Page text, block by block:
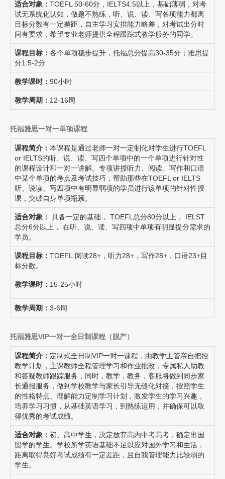
适合对象： TOEFL 50-60分，IELTS4.5以上，基础薄弱，对考
试无系统化认知，做题不熟练，听、说、读、写各项能力都离
目标分数有一定差距，自主学习安排能力略差，对考试出分时
间有要求，希望专业老师提供全程跟踪式教学服务的同学。
课程目标： 各个单项稳步提升，托福总分提高30-35分；雅思提
分1.5-2分
教学课时： 90小时
教学周期： 12-16周
托福雅思一对一单项课程
课程简介： 本课程是通过老师一对一定制化对学生进行TOEFL
or IELTS的听、说、读、写四个单项中的一个单项进行针对性
的课程设计和一对一讲解。专项讲授听力、阅读、写作和口语
中某个单项的考点及考试技巧，帮助那些在TOEFL or IELTS
听、说读、写四项中有明显弱项的学员进行该单项的针对性授
课，突破自身单项瓶颈。
适合对象： 具备一定的基础， TOEFL总分80分以上， IELST
总分6分以上， 在听、说、读、写四项中单项有明显提分需求的
学员。
课程目标： TOEFL:阅读28+，听力28+，写作28+，口语23+目
标分数。
教学课时： 15-25小时
教学周期： 3-6周
托福雅思VIP一对一全日制课程（脱产）
课程简介： 定制式全日制VIP一对一课程，由教学主管亲自把控
教学计划，主课教师全程管理学习和作业批改，专属私人助教
和答疑教师跟踪服务，同时，教学，教务，客服将做到同步家
长通报服务，做到学校教学与家长引导无缝化对接，按照学生
的性格特点、理解能力定制学习计划，激发学生的学习兴趣，
培养学习习惯，从基础英语学习，到熟练运用，并确保可以取
得优秀的考试成绩。
适合对象： 初、高中学生，决定放弃高内中考高考，确定出国
留学的学生。学校所学英语基础不足以应对国外学习和生活，
距离取得良好考试成绩有一定差距，且自我管理能力比较弱的
学生。